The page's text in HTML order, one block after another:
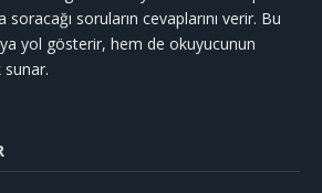
soruların cevaplarını verir. Bu
yol gösterir, hem de okuyucunun